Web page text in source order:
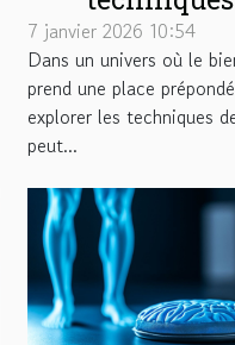
massage
maximiser les
des huiles
7 janvier 2026 10:54
Dans un univers où le
prend une place
explorer les techniques
peut...